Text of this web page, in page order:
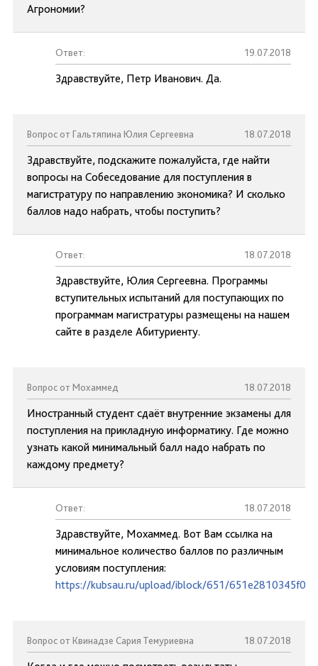
Агрономии?
Ответ: 19.07.2018
Здравствуйте, Петр Иванович. Да.
Вопрос от Гальтяпина Юлия Сергеевна 18.07.2018
Здравствуйте, подскажите пожалуйста, где найти
вопросы на Собеседование для поступления в
магистратуру по направлению экономика? И сколько
баллов надо набрать, чтобы поступить?
Ответ: 18.07.2018
Здравствуйте, Юлия Сергеевна. Программы
вступительных испытаний для поступающих по
программам магистратуры размещены на нашем
сайте в разделе Абитуриенту.
Вопрос от Мохаммед 18.07.2018
Иностранный студент сдаёт внутренние экзамены для
поступления на прикладную информатику. Где можно
узнать какой минимальный балл надо набрать по
каждому предмету?
Ответ: 18.07.2018
Здравствуйте, Мохаммед. Вот Вам ссылка на
минимальное количество баллов по различным
условиям поступления:
https://kubsau.ru/upload/iblock/651/
Вопрос от Квинадзе Сария Темуриевна 18.07.2018